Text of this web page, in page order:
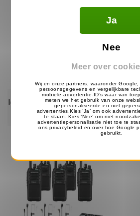
Eerst ontvangen,
met
Ja
Nee
Meer over